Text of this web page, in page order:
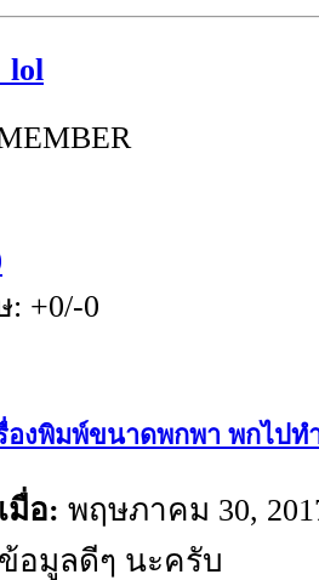
+0/-0
องพิมพ์ขนาดพกพา พกไป
มื่อ: พฤษภาคม 30,
มูลดีๆ นะครับ